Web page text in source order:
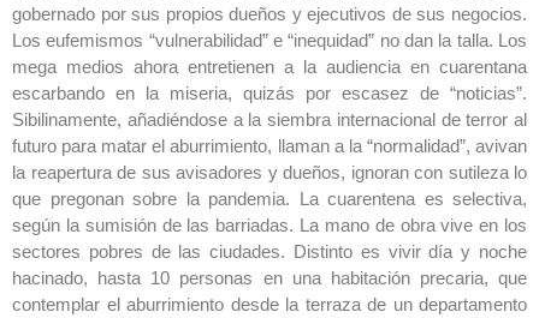
gobernado por sus propios dueños y ejecutivos de sus negocios.
Los eufemismos “vulnerabilidad” e “inequidad” no dan la talla. Los
mega medios ahora entretienen a la audiencia en cuarentana
escarbando en la miseria, quizás por escasez de “noticias”.
Sibilinamente, añadiéndose a la siembra internacional de terror al
futuro para matar el aburrimiento, llaman a la “normalidad”, avivan
la reapertura de sus avisadores y dueños, ignoran con sutileza lo
que pregonan sobre la pandemia. La cuarentena es selectiva,
según la sumisión de las barriadas. La mano de obra vive en los
sectores pobres de las ciudades. Distinto es vivir día y noche
hacinado, hasta 10 personas en una habitación precaria, que
contemplar el aburrimiento desde la terraza de un departamento